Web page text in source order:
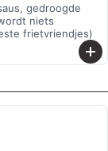
gedroogde
niets
frietvriendjes)